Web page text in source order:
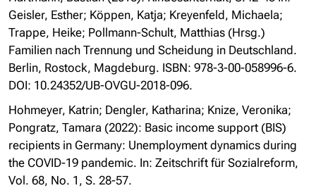
Geisler, Esther; Köppen, Katja; Kreyenfeld, Michaela;
Trappe, Heike; Pollmann-Schult, Matthias (Hrsg.)
Familien nach Trennung und Scheidung in Deutschland.
Berlin, Rostock, Magdeburg. ISBN: 978-3-00-058996-6.
DOI: 10.24352/UB-OVGU-2018-096.
Hohmeyer, Katrin; Dengler, Katharina; Knize, Veronika;
Pongratz, Tamara (2022): Basic income support (BIS)
recipients in Germany: Unemployment dynamics during
the COVID-19 pandemic. In: Zeitschrift für Sozialreform,
Vol. 68, No. 1, S. 28-57.